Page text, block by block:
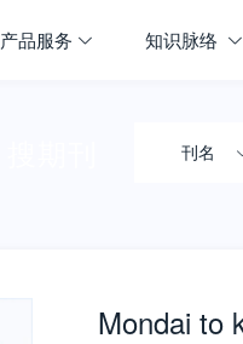
产品服务 知识脉络
刊名
Mondai to